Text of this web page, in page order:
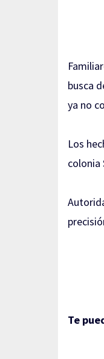
busca
ya no
Los
colonia
Te